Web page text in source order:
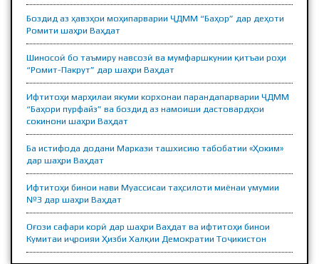
Боздид аз ҳавзҳои моҳипарварии ҶДММ “Баҳор” дар деҳоти
Ромити шаҳри Ваҳдат
Шиносоӣ бо таъмиру навсозӣ ва мумфаршкунии қитъаи роҳи
“Ромит-Пакрут” дар шаҳри Ваҳдат
Ифтитоҳи марҳилаи якуми корхонаи парандапарварии ҶДММ
“Баҳори пурфайз” ва боздид аз намоиши дастовардҳои
сокинони шаҳри Ваҳдат
Ба истифода додани Маркази ташхисию табобатии «Ҳоким»
дар шаҳри Ваҳдат
Ифтитоҳи бинои нави Муассисаи таҳсилоти миёнаи умумии
№3 дар шаҳри Ваҳдат
Оғози сафари корӣ дар шаҳри Ваҳдат ва ифтитоҳи бинои
Кумитаи иҷроияи Ҳизби Халқии Демократии Тоҷикистон